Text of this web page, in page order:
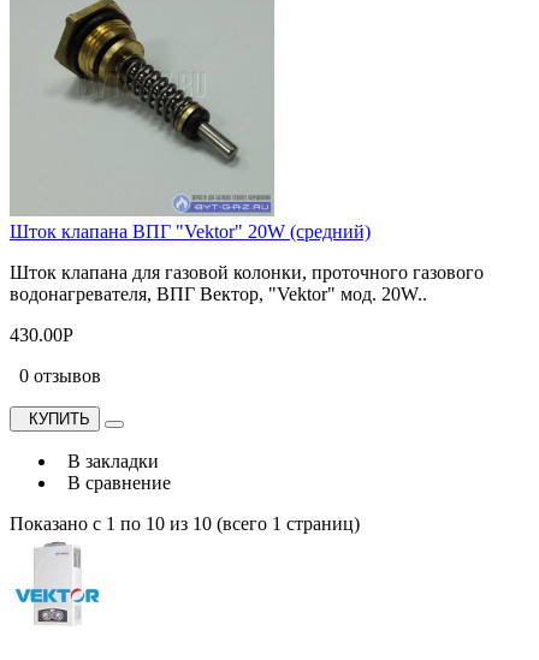
Шток клапана ВПГ "Vektor" 20W (средний)
Шток клапана для газовой колонки, проточного газового
водонагревателя, ВПГ Вектор, "Vektor" мод. 20W..
430.00Р
0 отзывов
КУПИТЬ
В закладки
В сравнение
Показано с 1 по 10 из 10 (всего 1 страниц)